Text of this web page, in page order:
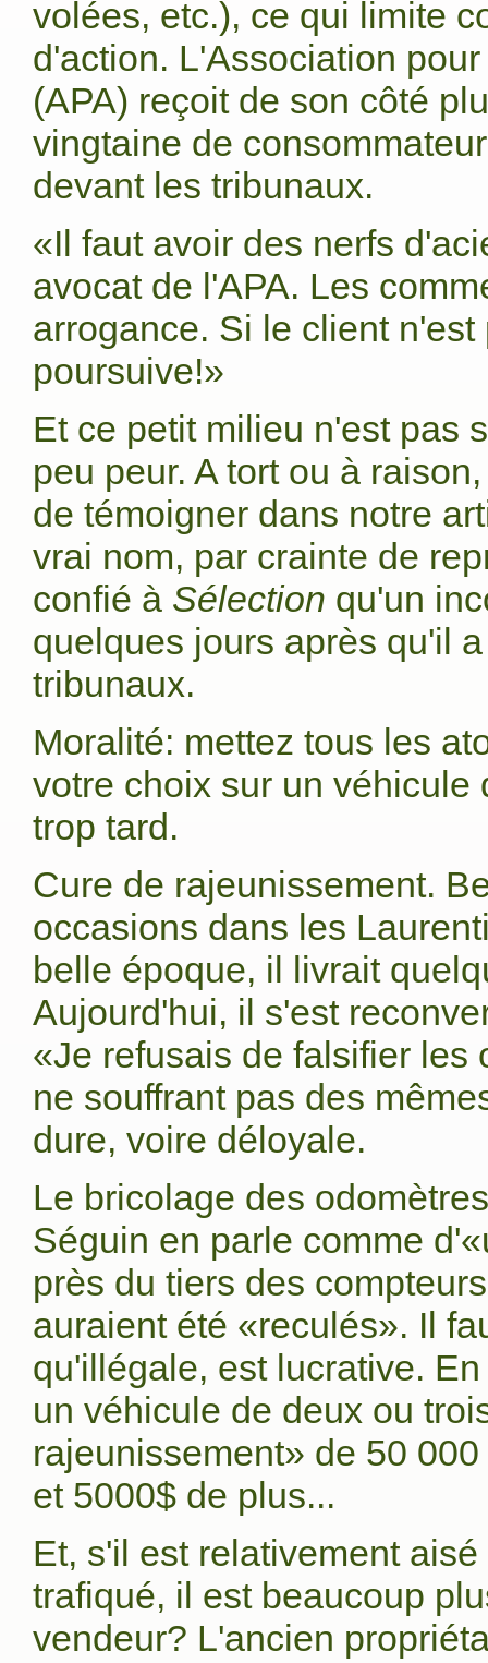
volées, etc.), ce qui limite
d'action. L'Association
(APA) reçoit de son côté
vingtaine de
devant les tribunaux.
«Il faut avoir des nerfs
avocat de l'APA. Les
arrogance. Si le client
poursuive!»
Et ce petit milieu n'est pas
peu peur. A tort ou à
de témoigner dans notre
vrai nom, par crainte de
confié à Sélection qu'un
quelques jours après qu'il
tribunaux.
Moralité: mettez tous les
votre choix sur un véhicule
trop tard.
Cure de rajeunissement.
occasions dans les
belle époque, il livrait
Aujourd'hui, il s'est
«Je refusais de falsifier les
ne souffrant pas des
dure, voire déloyale.
Le bricolage des
Séguin en parle comme
près du tiers des
auraient été «reculés». Il
qu'illégale, est lucrative.
un véhicule de deux ou
rajeunissement» de 50
et 5000$ de plus...
Et, s'il est relativement
trafiqué, il est beaucoup
vendeur? L'ancien